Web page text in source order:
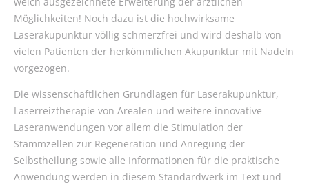
Therapielaser-
Zubehör
Waagen
News
Partner
Kontakt
Möglichkeiten! Noch dazu ist die hochwirksame
Laserakupunktur völlig schmerzfrei und wird deshalb von
vielen Patienten der herkömmlichen Akupunktur mit Nadeln
vorgezogen.
Die wissenschaftlichen Grundlagen für Laserakupunktur,
Laserreiztherapie von Arealen und weitere innovative
Laseranwendungen vor allem die Stimulation der
Stammzellen zur Regeneration und Anregung der
Selbstheilung sowie alle Informationen für die praktische
Anwendung werden in diesem Standardwerk im Text und